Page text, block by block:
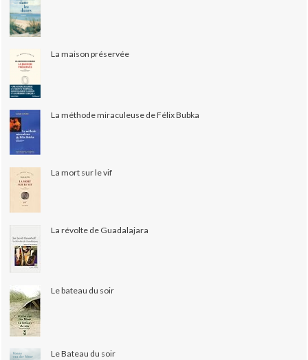
La maison préservée
La méthode miraculeuse de Félix Bubka
La mort sur le vif
La révolte de Guadalajara
Le bateau du soir
Le Bateau du soir